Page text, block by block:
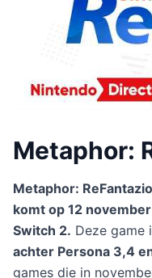
Metaphor:
Metaphor:
komt op 12
Switch 2. Deze game
achter Persona 3,4
games die in